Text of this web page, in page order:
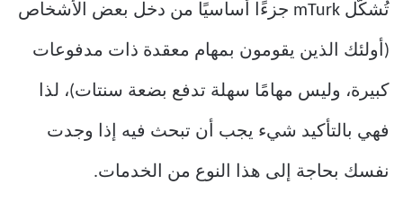
تُشكّل mTurk جزءًا أساسيًا من دخل بعض الأشخاص
(أولئك الذين يقومون بمهام معقدة ذات مدفوعات
كبيرة، وليس مهامًا سهلة تدفع بضعة سنتات)، لذا
فهي بالتأكيد شيء يجب أن تبحث فيه إذا وجدت
نفسك بحاجة إلى هذا النوع من الخدمات.